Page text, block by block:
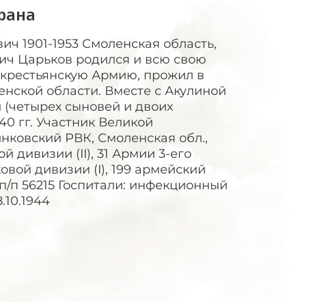
1901-1953 Смоленская область,
Царьков родился и всю свою
Армию, прожил в
области. Вместе с Акулиной
сыновей и двоих
гг. Участник Великой
РВК, Смоленская обл.,
дивизии (II), 31 Армии 3-его
дивизии (I), 199 армейский
п 56215 Госпитали: инфекционный